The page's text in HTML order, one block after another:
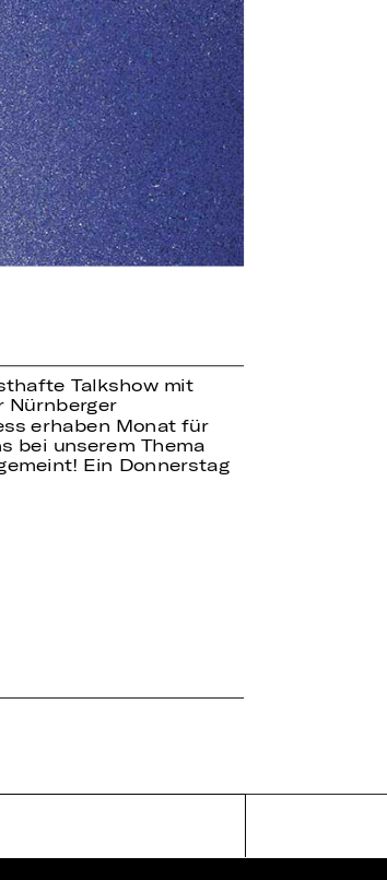
Talkshow mit
Nürnberger
erhaben Monat für
bei unserem Thema
Ein Donnerstag